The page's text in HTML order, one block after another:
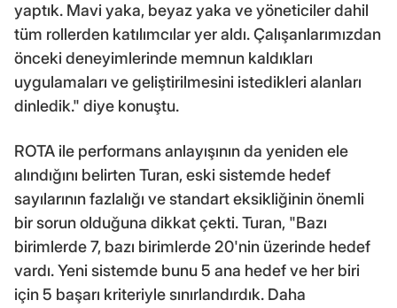
yaptık. Mavi yaka, beyaz yaka ve yöneticiler dahil
tüm rollerden katılımcılar yer aldı. Çalışanlarımızdan
önceki deneyimlerinde memnun kaldıkları
uygulamaları ve geliştirilmesini istedikleri alanları
dinledik." diye konuştu.
ROTA ile performans anlayışının da yeniden ele
alındığını belirten Turan, eski sistemde hedef
sayılarının fazlalığı ve standart eksikliğinin önemli
bir sorun olduğuna dikkat çekti. Turan, "Bazı
birimlerde 7, bazı birimlerde 20'nin üzerinde hedef
vardı. Yeni sistemde bunu 5 ana hedef ve her biri
için 5 başarı kriteriyle sınırlandırdık. Daha